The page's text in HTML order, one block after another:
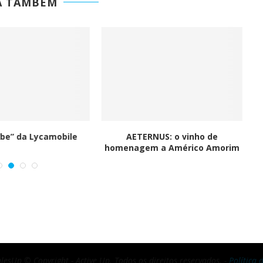
da Lycamobile
AETERNUS: o vinho de
homenagem a Américo Amorim
para
Política